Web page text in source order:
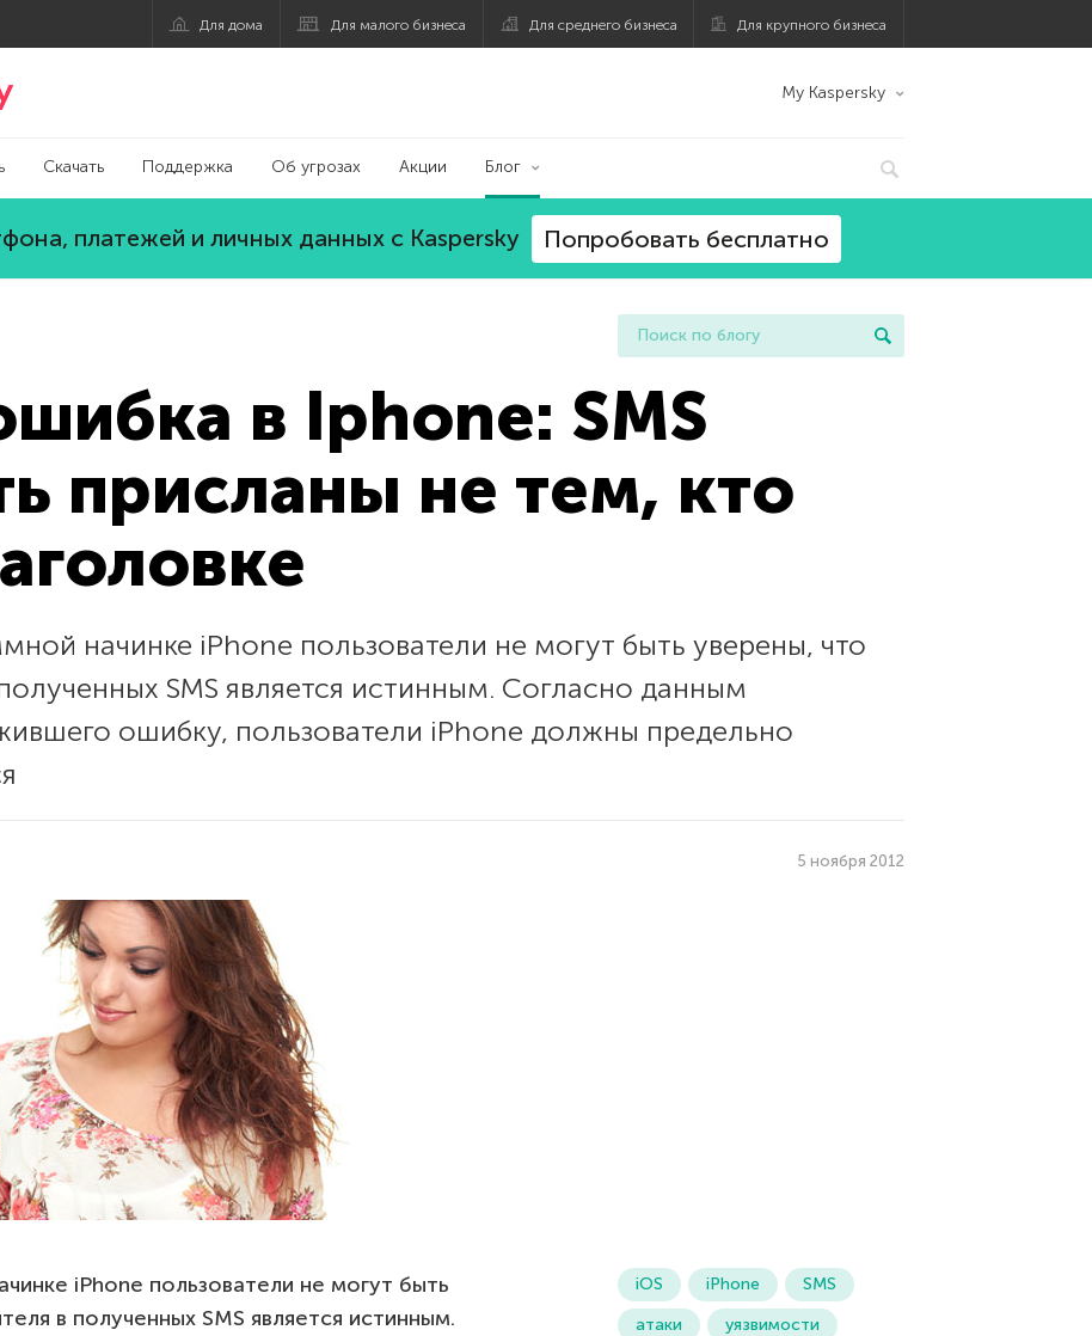
Для дома Для малого бизнеса Для среднего бизнеса Для крупного бизнеса
My Kaspersky
Скачать Поддержка Об угрозах Акции Блог
платежей и личных данных с Kaspersky Попробовать бесплатно
в Iphone: SMS
присланы не тем, кто
начинке iPhone пользователи не могут быть уверены, что
SMS является истинным. Согласно данным
ошибку, пользователи iPhone должны предельно
5 ноября 2012
iPhone пользователи не могут быть
в полученных SMS является истинным.
iOS iPhone
SMS
атаки
уязвимости